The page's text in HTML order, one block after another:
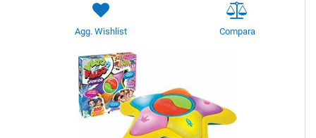
Agg. Wishlist Compara